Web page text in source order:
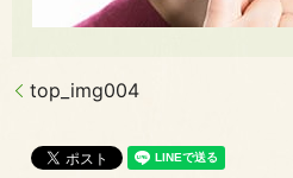
top_img004